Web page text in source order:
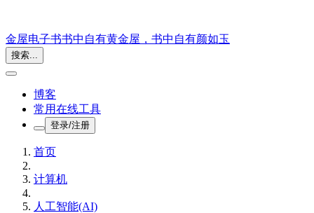
金屋电子书书中自有黄金屋，书中自有颜如玉
搜索...
博客
常用在线工具
登录/注册
首页
计算机
人工智能(AI)